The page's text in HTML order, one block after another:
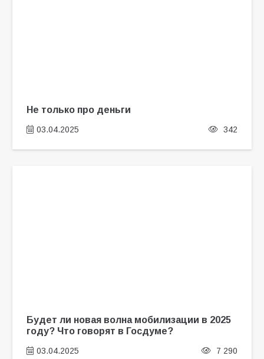
Не только про деньги
03.04.2025 342
Будет ли новая волна мобилизации в 2025
году? Что говорят в Госдуме?
03.04.2025 7 290